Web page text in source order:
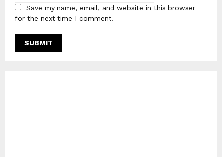
Save my name, email, and website in this browser
for the next time I comment.